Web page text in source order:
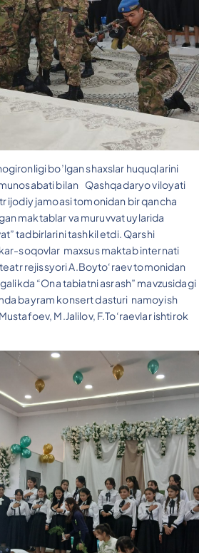
bo’lgan shaxslar huquqlarini
bilan Qashqadaryo viloyati
ijodiy jamoasi tomonidan bir qancha
maktablar va muruvvat uylarida
tadbirlarini tashkil etdi. Qarshi
soqovlar maxsus maktab internati
rejissyori A.Boyto‘raev tomonidan
“Ona tabiatni asrash” mavzusidagi
bayram konsert dasturi namoyish
M.Jalilov, F.To‘raevlar ishtirok